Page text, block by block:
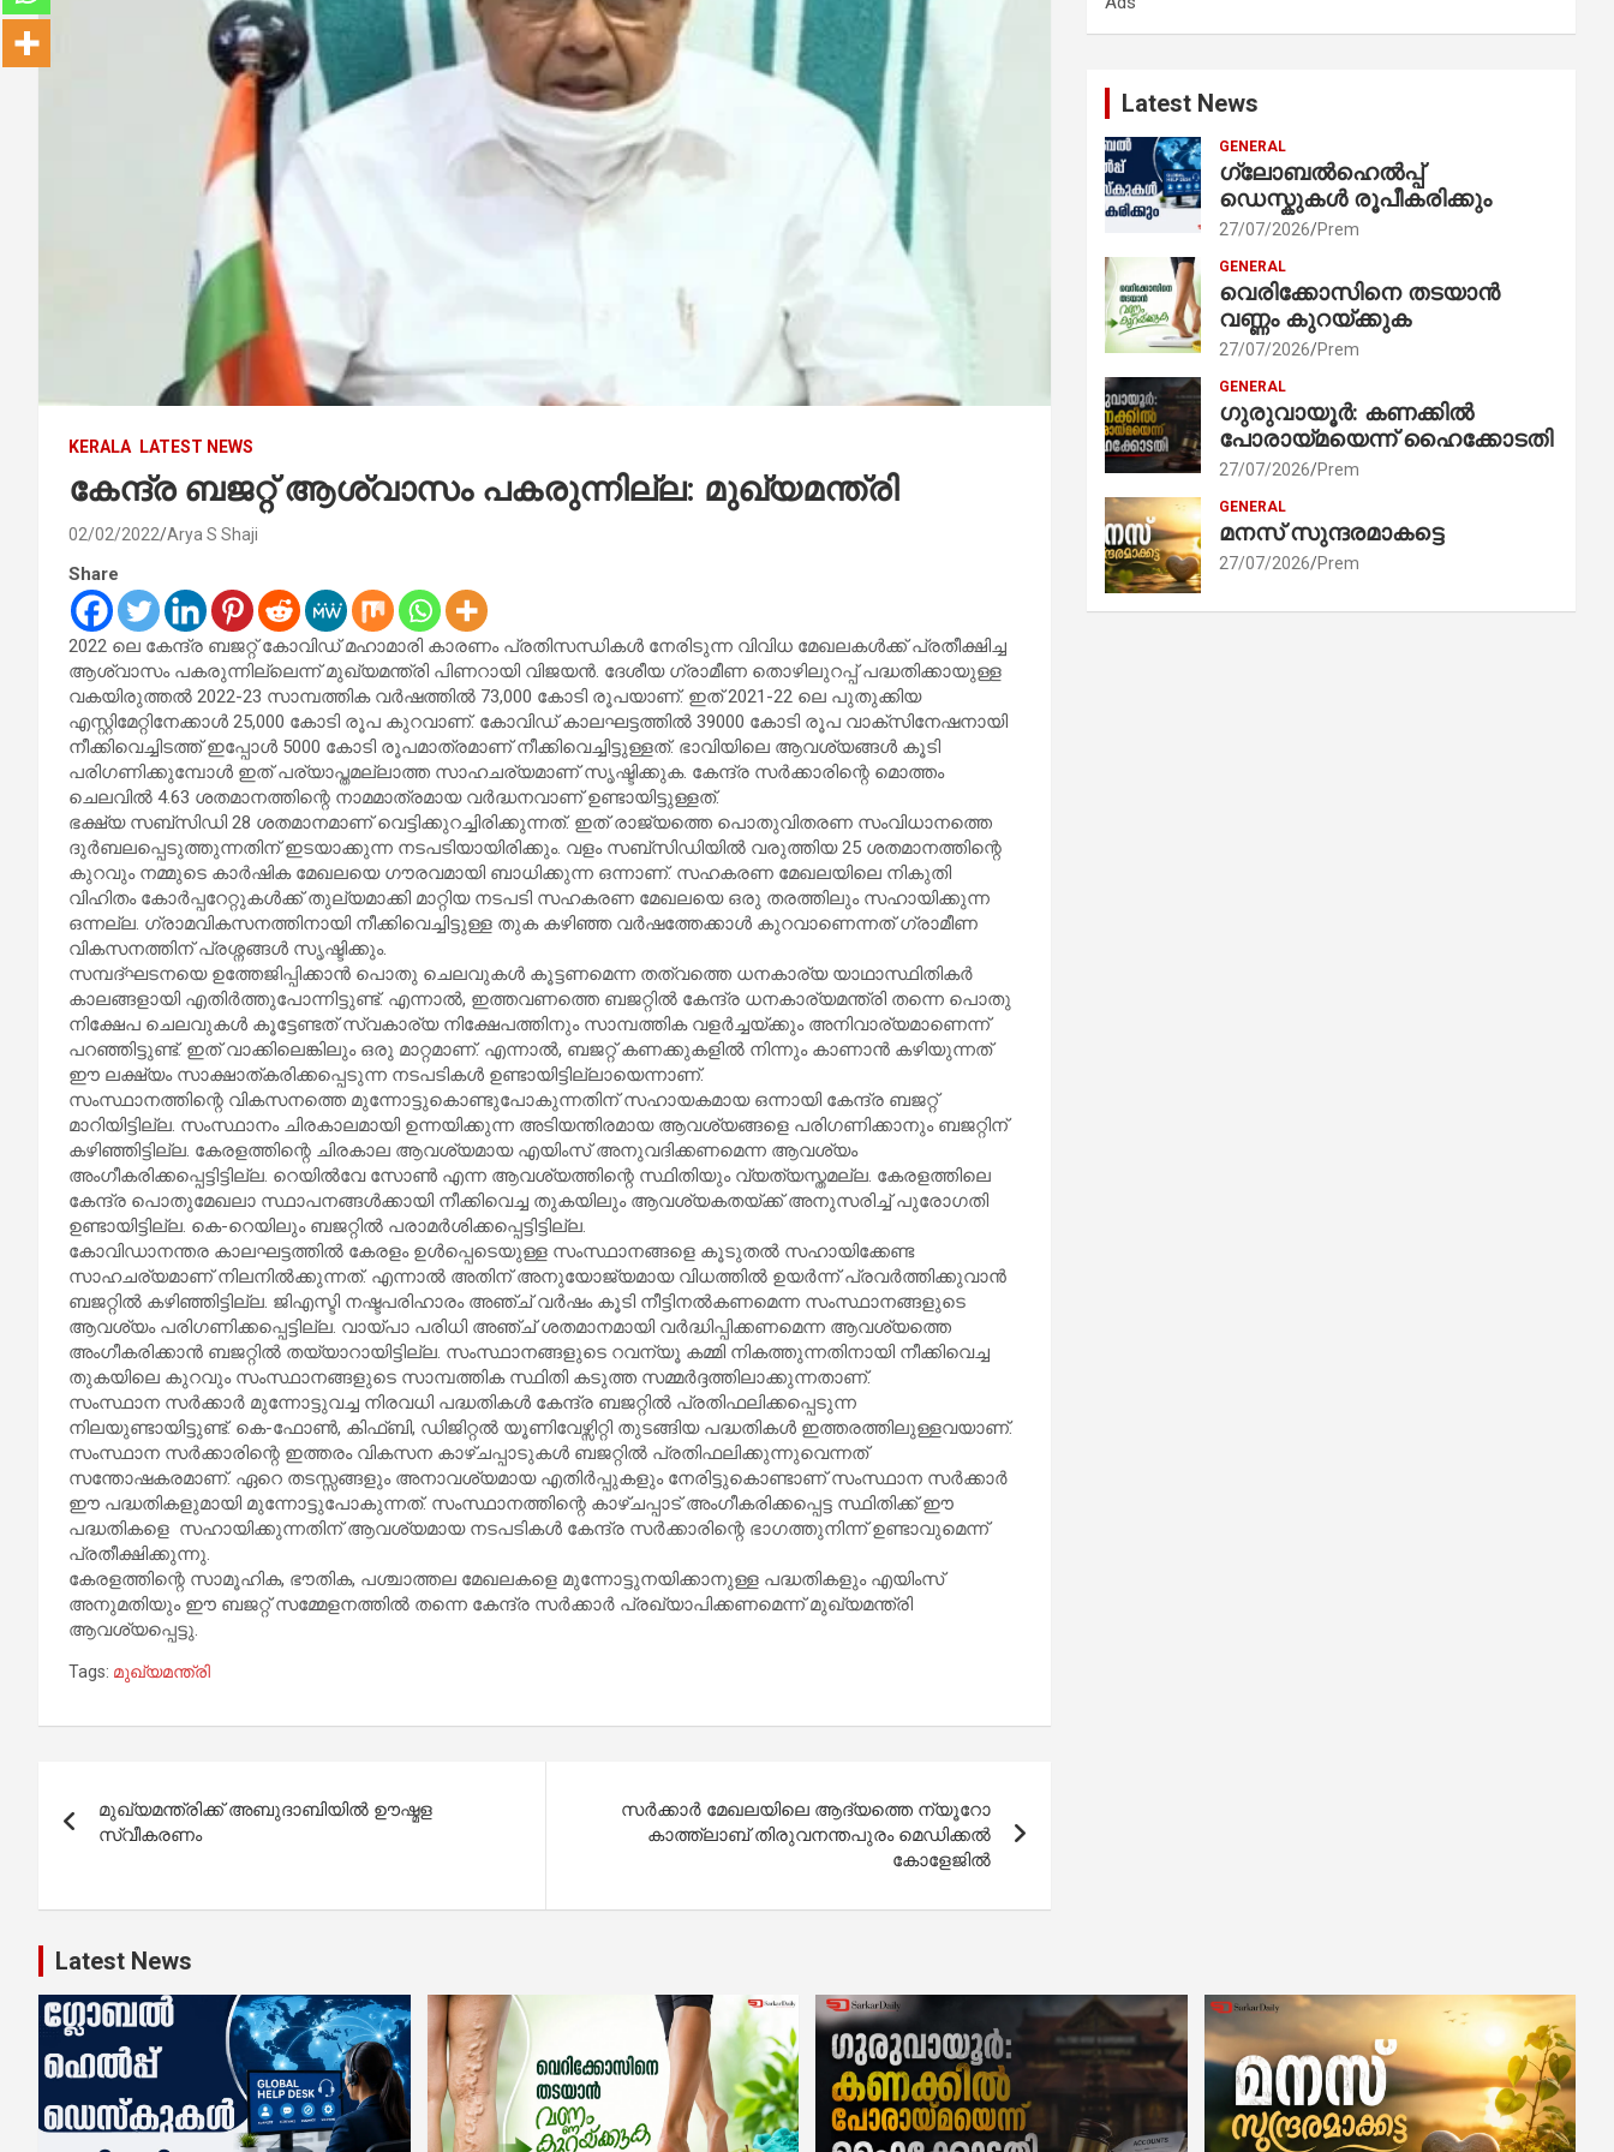
KERALA LATEST NEWS
കേന്ദ്ര ബജറ്റ് ആശ്വാസം പകരുന്നില്ല: മുഖ്യമന്ത്രി
02/02/2022 Arya S Shaji
Share
2022 ലെ കേന്ദ്ര ബജറ്റ് കോവിഡ് മഹാമാരി കാരണം പ്രതിസന്ധികൾ നേരിടുന്ന വിവിധ മേഖലകൾക്ക് പ്രതീക്ഷിച്ച
ആശ്വാസം പകരുന്നില്ലെന്ന് മുഖ്യമന്ത്രി പിണറായി വിജയൻ. ദേശീയ ഗ്രാമീണ തൊഴിലുറപ്പ് പദ്ധതിക്കായുള്ള
വകയിരുത്തൽ 2022-23 സാമ്പത്തിക വർഷത്തിൽ 73,000 കോടി രൂപയാണ്. ഇത് 2021-22 ലെ പുതുക്കിയ
എസ്റ്റിമേറ്റിനേക്കാൾ 25,000 കോടി രൂപ കുറവാണ്. കോവിഡ് കാലഘട്ടത്തിൽ 39000 കോടി രൂപ വാക്സിനേഷനായി
നീക്കിവെച്ചിടത്ത് ഇപ്പോൾ 5000 കോടി രൂപമാത്രമാണ് നീക്കിവെച്ചിട്ടുള്ളത്. ഭാവിയിലെ ആവശ്യങ്ങൾ കൂടി
പരിഗണിക്കുമ്പോൾ ഇത് പര്യാപ്തമല്ലാത്ത സാഹചര്യമാണ് സൃഷ്ടിക്കുക. കേന്ദ്ര സർക്കാരിന്റെ മൊത്തം
ചെലവിൽ 4.63 ശതമാനത്തിന്റെ നാമമാത്രമായ വർദ്ധനവാണ് ഉണ്ടായിട്ടുള്ളത്.
ഭക്ഷ്യ സബ്സിഡി 28 ശതമാനമാണ് വെട്ടിക്കുറച്ചിരിക്കുന്നത്. ഇത് രാജ്യത്തെ പൊതുവിതരണ സംവിധാനത്തെ
ദുർബലപ്പെടുത്തുന്നതിന് ഇടയാക്കുന്ന നടപടിയായിരിക്കും. വളം സബ്സിഡിയിൽ വരുത്തിയ 25 ശതമാനത്തിന്റെ
കുറവും നമ്മുടെ കാർഷിക മേഖലയെ ഗൗരവമായി ബാധിക്കുന്ന ഒന്നാണ്. സഹകരണ മേഖലയിലെ നികുതി
വിഹിതം കോർപ്പറേറ്റുകൾക്ക് തുല്യമാക്കി മാറ്റിയ നടപടി സഹകരണ മേഖലയെ ഒരു തരത്തിലും സഹായിക്കുന്ന
ഒന്നല്ല. ഗ്രാമവികസനത്തിനായി നീക്കിവെച്ചിട്ടുള്ള തുക കഴിഞ്ഞ വർഷത്തേക്കാൾ കുറവാണെന്നത് ഗ്രാമീണ
വികസനത്തിന് പ്രശ്നങ്ങൾ സൃഷ്ടിക്കും.
സമ്പദ്ഘടനയെ ഉത്തേജിപ്പിക്കാൻ പൊതു ചെലവുകൾ കൂട്ടണമെന്ന തത്വത്തെ ധനകാര്യ യാഥാസ്ഥിതികർ
കാലങ്ങളായി എതിർത്തുപോന്നിട്ടുണ്ട്. എന്നാൽ, ഇത്തവണത്തെ ബജറ്റിൽ കേന്ദ്ര ധനകാര്യമന്ത്രി തന്നെ പൊതു
നിക്ഷേപ ചെലവുകൾ കൂട്ടേണ്ടത് സ്വകാര്യ നിക്ഷേപത്തിനും സാമ്പത്തിക വളർച്ചയ്ക്കും അനിവാര്യമാണെന്ന്
പറഞ്ഞിട്ടുണ്ട്. ഇത് വാക്കിലെങ്കിലും ഒരു മാറ്റമാണ്. എന്നാൽ, ബജറ്റ് കണക്കുകളിൽ നിന്നും കാണാൻ കഴിയുന്നത്
ഈ ലക്ഷ്യം സാക്ഷാത്കരിക്കപ്പെടുന്ന നടപടികൾ ഉണ്ടായിട്ടില്ലായെന്നാണ്.
സംസ്ഥാനത്തിന്റെ വികസനത്തെ മുന്നോട്ടുകൊണ്ടുപോകുന്നതിന് സഹായകമായ ഒന്നായി കേന്ദ്ര ബജറ്റ്
മാറിയിട്ടില്ല. സംസ്ഥാനം ചിരകാലമായി ഉന്നയിക്കുന്ന അടിയന്തിരമായ ആവശ്യങ്ങളെ പരിഗണിക്കാനും ബജറ്റിന്
കഴിഞ്ഞിട്ടില്ല. കേരളത്തിന്റെ ചിരകാല ആവശ്യമായ എയിംസ് അനുവദിക്കണമെന്ന ആവശ്യം
അംഗീകരിക്കപ്പെട്ടിട്ടില്ല. റെയിൽവേ സോൺ എന്ന ആവശ്യത്തിന്റെ സ്ഥിതിയും വ്യത്യസ്തമല്ല. കേരളത്തിലെ
കേന്ദ്ര പൊതുമേഖലാ സ്ഥാപനങ്ങൾക്കായി നീക്കിവെച്ച തുകയിലും ആവശ്യകതയ്ക്ക് അനുസരിച്ച് പുരോഗതി
ഉണ്ടായിട്ടില്ല. കെ-റെയിലും ബജറ്റിൽ പരാമർശിക്കപ്പെട്ടിട്ടില്ല.
കോവിഡാനന്തര കാലഘട്ടത്തിൽ കേരളം ഉൾപ്പെടെയുള്ള സംസ്ഥാനങ്ങളെ കൂടുതൽ സഹായിക്കേണ്ട
സാഹചര്യമാണ് നിലനിൽക്കുന്നത്. എന്നാൽ അതിന് അനുയോജ്യമായ വിധത്തിൽ ഉയർന്ന് പ്രവർത്തിക്കുവാൻ
ബജറ്റിൽ കഴിഞ്ഞിട്ടില്ല. ജിഎസ്ടി നഷ്ടപരിഹാരം അഞ്ച് വർഷം കൂടി നീട്ടിനൽകണമെന്ന സംസ്ഥാനങ്ങളുടെ
ആവശ്യം പരിഗണിക്കപ്പെട്ടില്ല. വായ്പാ പരിധി അഞ്ച് ശതമാനമായി വർദ്ധിപ്പിക്കണമെന്ന ആവശ്യത്തെ
അംഗീകരിക്കാൻ ബജറ്റിൽ തയ്യാറായിട്ടില്ല. സംസ്ഥാനങ്ങളുടെ റവന്യൂ കമ്മി നികത്തുന്നതിനായി നീക്കിവെച്ച
തുകയിലെ കുറവും സംസ്ഥാനങ്ങളുടെ സാമ്പത്തിക സ്ഥിതി കടുത്ത സമ്മർദ്ദത്തിലാക്കുന്നതാണ്.
സംസ്ഥാന സർക്കാർ മുന്നോട്ടുവച്ച നിരവധി പദ്ധതികൾ കേന്ദ്ര ബജറ്റിൽ പ്രതിഫലിക്കപ്പെടുന്ന
നിലയുണ്ടായിട്ടുണ്ട്. കെ-ഫോൺ, കിഫ്ബി, ഡിജിറ്റൽ യൂണിവേഴ്സിറ്റി തുടങ്ങിയ പദ്ധതികൾ ഇത്തരത്തിലുള്ളവയാണ്.
സംസ്ഥാന സർക്കാരിന്റെ ഇത്തരം വികസന കാഴ്ചപ്പാടുകൾ ബജറ്റിൽ പ്രതിഫലിക്കുന്നുവെന്നത്
സന്തോഷകരമാണ്. ഏറെ തടസ്സങ്ങളും അനാവശ്യമായ എതിർപ്പുകളും നേരിട്ടുകൊണ്ടാണ് സംസ്ഥാന സർക്കാർ
ഈ പദ്ധതികളുമായി മുന്നോട്ടുപോകുന്നത്. സംസ്ഥാനത്തിന്റെ കാഴ്ചപ്പാട് അംഗീകരിക്കപ്പെട്ട സ്ഥിതിക്ക് ഈ
പദ്ധതികളെ സഹായിക്കുന്നതിന് ആവശ്യമായ നടപടികൾ കേന്ദ്ര സർക്കാരിന്റെ ഭാഗത്തുനിന്ന് ഉണ്ടാവുമെന്ന്
പ്രതീക്ഷിക്കുന്നു.
കേരളത്തിന്റെ സാമൂഹിക, ഭൗതിക, പശ്ചാത്തല മേഖലകളെ മുന്നോട്ടുനയിക്കാനുള്ള പദ്ധതികളും എയിംസ്
അനുമതിയും ഈ ബജറ്റ് സമ്മേളനത്തിൽ തന്നെ കേന്ദ്ര സർക്കാർ പ്രഖ്യാപിക്കണമെന്ന് മുഖ്യമന്ത്രി
ആവശ്യപ്പെട്ടു.
Tags: മുഖ്യമന്ത്രി
navigation
മുഖ്യമന്ത്രിക്ക് അബുദാബിയിൽ ഊഷ്മള
സ്വീകരണം
സർക്കാർ മേഖലയിലെ ആദ്യത്തെ ന്യൂറോ
കാത്ത്ലാബ് തിരുവനന്തപുരം മെഡിക്കൽ
കോളേജിൽ
Latest News
GENERAL
ഗ്ലോബൽഹെൽപ്പ്
ഡെസ്കുകൾ രൂപീകരിക്കും
27/07/2026 Prem
GENERAL
വെരിക്കോസിനെ തടയാൻ
വണ്ണം കുറയ്ക്കുക
27/07/2026 Prem
GENERAL
ഗുരുവായൂർ: കണക്കിൽ
പോരായ്മയെന്ന് ഹൈക്കോടതി
27/07/2026 Prem
GENERAL
മനസ് സുന്ദരമാകട്ടെ
27/07/2026 Prem
Latest News